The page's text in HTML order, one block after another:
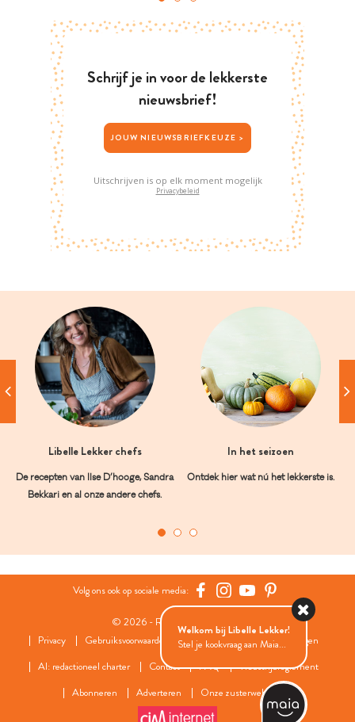
Schrijf je in voor de lekkerste
nieuwsbrief!
JOUW NIEUWSBRIEFKEUZE >
Uitschrijven is op elk moment mogelijk
Privacybeleid
Libelle Lekker chefs
De recepten van Ilse D’hooge, Sandra
Bekkari en al onze andere chefs.
In het seizoen
Ontdek hier wat nú het lekkerste is.
Volg ons ook op sociale media:
© 2026 - Roularta Media Group
Privacy
Gebruiksvoorwaarden Cookies
Cookies instellingen
AI: redactioneel charter
Contact FAQ
Wedstrijdreglement
Abonneren
Adverteren Onze zusterwebsites
Welkom bij Libelle Lekker!
Stel je kookvraag aan Maia...